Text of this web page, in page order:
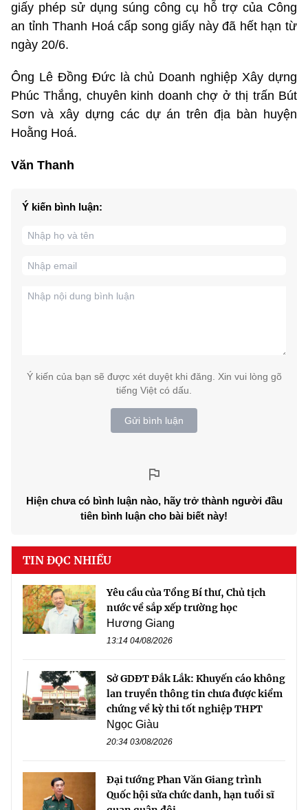
giấy phép sử dụng súng công cụ hỗ trợ của Công
an tỉnh Thanh Hoá cấp song giấy này đã hết hạn từ
ngày 20/6.
Ông Lê Đồng Đức là chủ Doanh nghiệp Xây dựng
Phúc Thắng, chuyên kinh doanh chợ ở thị trấn Bút
Sơn và xây dựng các dự án trên địa bàn huyện
Hoằng Hoá.
Văn Thanh
Ý kiến bình luận:
Ý kiến của bạn sẽ được xét duyệt khi đăng. Xin vui lòng gõ
tiếng Việt có dấu.
Gửi bình luận
Hiện chưa có bình luận nào, hãy trở thành người đầu
tiên bình luận cho bài biết này!
TIN ĐỌC NHIỀU
Yêu cầu của Tổng Bí thư, Chủ tịch
nước về sắp xếp trường học
Hương Giang
13:14 04/08/2026
Sở GDĐT Đắk Lắk: Khuyến cáo không
lan truyền thông tin chưa được kiểm
chứng về kỳ thi tốt nghiệp THPT
Ngọc Giàu
20:34 03/08/2026
Đại tướng Phan Văn Giang trình
Quốc hội sửa chức danh, hạn tuổi sĩ